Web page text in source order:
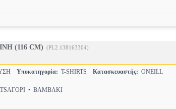
(116 CM) (PL2.138163304)
Υποκατηγορία: T-SHIRTS Κατασκευαστής: ONEILL
• ΒΑΜΒΑΚΙ